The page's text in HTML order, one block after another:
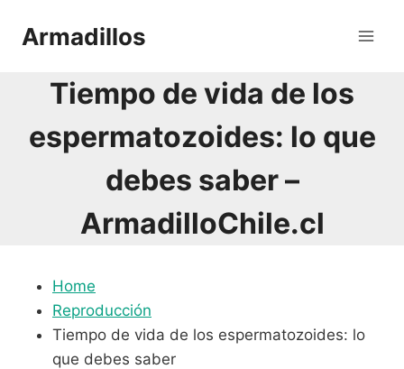
Armadillos
Tiempo de vida de los
espermatozoides: lo que
debes saber –
ArmadilloChile.cl
Home
Reproducción
Tiempo de vida de los espermatozoides: lo
que debes saber